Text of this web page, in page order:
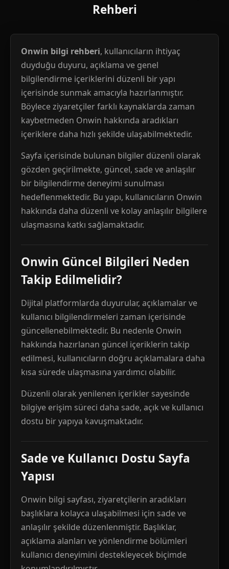
Rehberi
Onwin bilgi rehberi, kullanıcıların ihtiyaç
duyduğu duyuru, açıklama ve genel
bilgilendirme içeriklerini düzenli bir yapı
içerisinde sunmak amacıyla hazırlanmıştır.
Böylece ziyaretçiler farklı kaynaklarda zaman
kaybetmeden Onwin hakkında aradıkları
içeriklere daha hızlı şekilde ulaşabilmektedir.
Sayfa içerisinde bulunan bilgiler düzenli olarak
gözden geçirilmekte, güncel, sade ve anlaşılır
bir bilgilendirme deneyimi sunulması
hedeflenmektedir. Bu yapı, kullanıcıların Onwin
hakkında daha düzenli ve kolay anlaşılır bilgilere
ulaşmasına katkı sağlamaktadır.
Onwin Güncel Bilgileri Neden
Takip Edilmelidir?
Dijital platformlarda duyurular, açıklamalar ve
kullanıcı bilgilendirmeleri zaman içerisinde
güncellenebilmektedir. Bu nedenle Onwin
hakkında hazırlanan güncel içeriklerin takip
edilmesi, kullanıcıların doğru açıklamalara daha
kısa sürede ulaşmasına yardımcı olabilir.
Düzenli olarak yenilenen içerikler sayesinde
bilgiye erişim süreci daha sade, açık ve kullanıcı
dostu bir yapıya kavuşmaktadır.
Sade ve Kullanıcı Dostu Sayfa
Yapısı
Onwin bilgi sayfası, ziyaretçilerin aradıkları
başlıklara kolayca ulaşabilmesi için sade ve
anlaşılır şekilde düzenlenmiştir. Başlıklar,
açıklama alanları ve yönlendirme bölümleri
kullanıcı deneyimini destekleyecek biçimde